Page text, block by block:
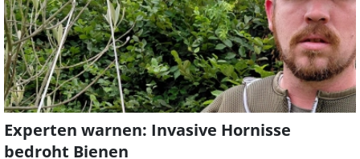
Experten warnen: Invasive Hornisse
bedroht Bienen